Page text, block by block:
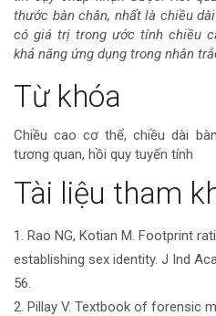
thước bàn chân, nhất là chiều
có giá trị trong ước tính chiều
khả năng ứng dụng trong nhân
Chi
tiết
bài
viết
Từ khóa
Chiều cao cơ thể, chiều dài
tương quan, hồi quy tuyến tính
Tài liệu tham
1. Rao NG, Kotian M. Footprint
establishing sex identity. J Ind
56.
2. Pillay V. Textbook of forensic